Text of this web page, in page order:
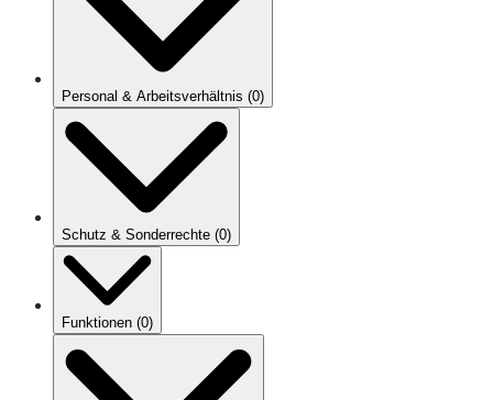
Personal & Arbeitsverhältnis (0)
Schutz & Sonderrechte (0)
Funktionen (0)